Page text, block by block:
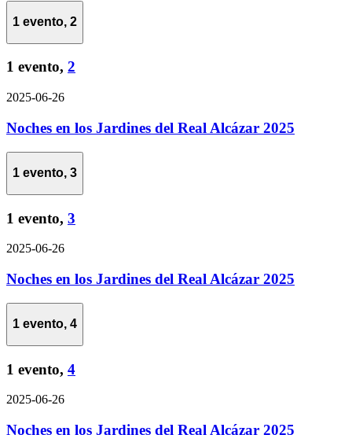
1 evento, 2
1 evento, 2
2025-06-26
Noches en los Jardines del Real Alcázar 2025
1 evento, 3
1 evento, 3
2025-06-26
Noches en los Jardines del Real Alcázar 2025
1 evento, 4
1 evento, 4
2025-06-26
Noches en los Jardines del Real Alcázar 2025